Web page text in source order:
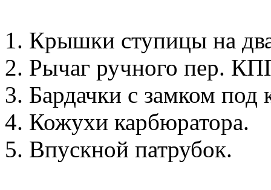
1. Крышки ступицы на
2. Рычаг ручного пер.
3. Бардачки с замком под
4. Кожухи карбюратора.
5. Впускной патрубок.